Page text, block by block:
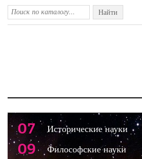
Найти
07 Исторические науки
09 Философские науки